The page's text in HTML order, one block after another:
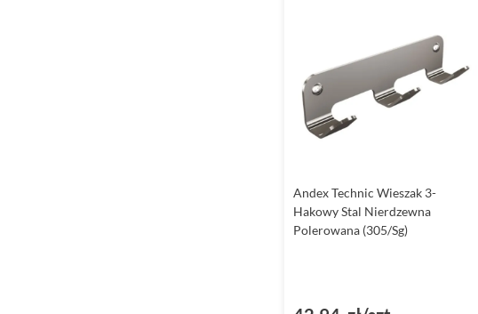
Andex Technic Wieszak 3-
Hakowy Stal Nierdzewna
Polerowana (305/Sg)